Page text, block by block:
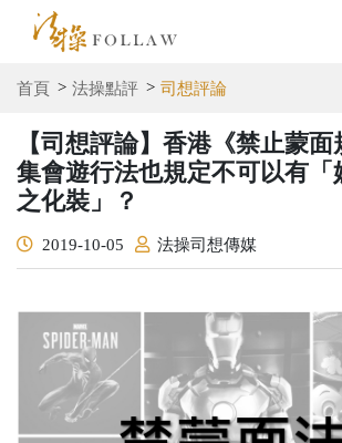
首頁 法操點評 司想評論
【司想評論】香港《禁止蒙
集會遊行法也規定不可以有「
之化裝」？
2019-10-05 法操司想傳媒